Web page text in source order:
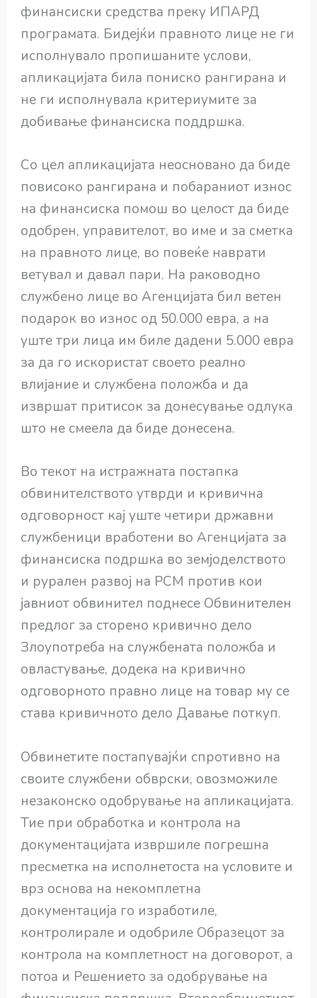
финансиски средства преку ИПАРД
програмата. Бидејќи правното лице не ги
исполнувало пропишаните услови,
апликацијата била пониско рангирана и
не ги исполнувала критериумите за
добивање финансиска поддршка.
Со цел апликацијата неосновано да биде
повисоко рангирана и побараниот износ
на финансиска помош во целост да биде
одобрен, управителот, во име и за сметка
на правното лице, во повеќе наврати
ветувал и давал пари. На раководно
службено лице во Агенцијата бил ветен
подарок во износ од 50.000 евра, а на
уште три лица им биле дадени 5.000 евра
за да го искористат своето реално
влијание и службена положба и да
извршат притисок за донесување одлука
што не смеела да биде донесена.
Во текот на истражната постапка
обвинителството утврди и кривична
одговорност кај уште четири државни
службеници вработени во Агенцијата за
финансиска подршка во земјоделството
и рурален развој на РСМ против кои
јавниот обвинител поднесе Обвинителен
предлог за сторено кривично дело
Злоупотреба на службената положба и
овластување, додека на кривично
одговорното правно лице на товар му се
става кривичното дело Давање поткуп.
Обвинетите постапувајќи спротивно на
своите службени обврски, овозможиле
незаконско одобрување на апликацијата.
Тие при обработка и контрола на
документацијата извршиле погрешна
пресметка на исполнетоста на условите и
врз основа на некомплетна
документација го изработиле,
контролирале и одобриле Образецот за
контрола на комплетност на договорот, а
потоа и Решението за одобрување на